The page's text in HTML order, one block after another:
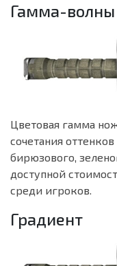
Гамма-
Цветовая гамма
сочетания
бирюзового,
доступной
среди игроков.
Градиент